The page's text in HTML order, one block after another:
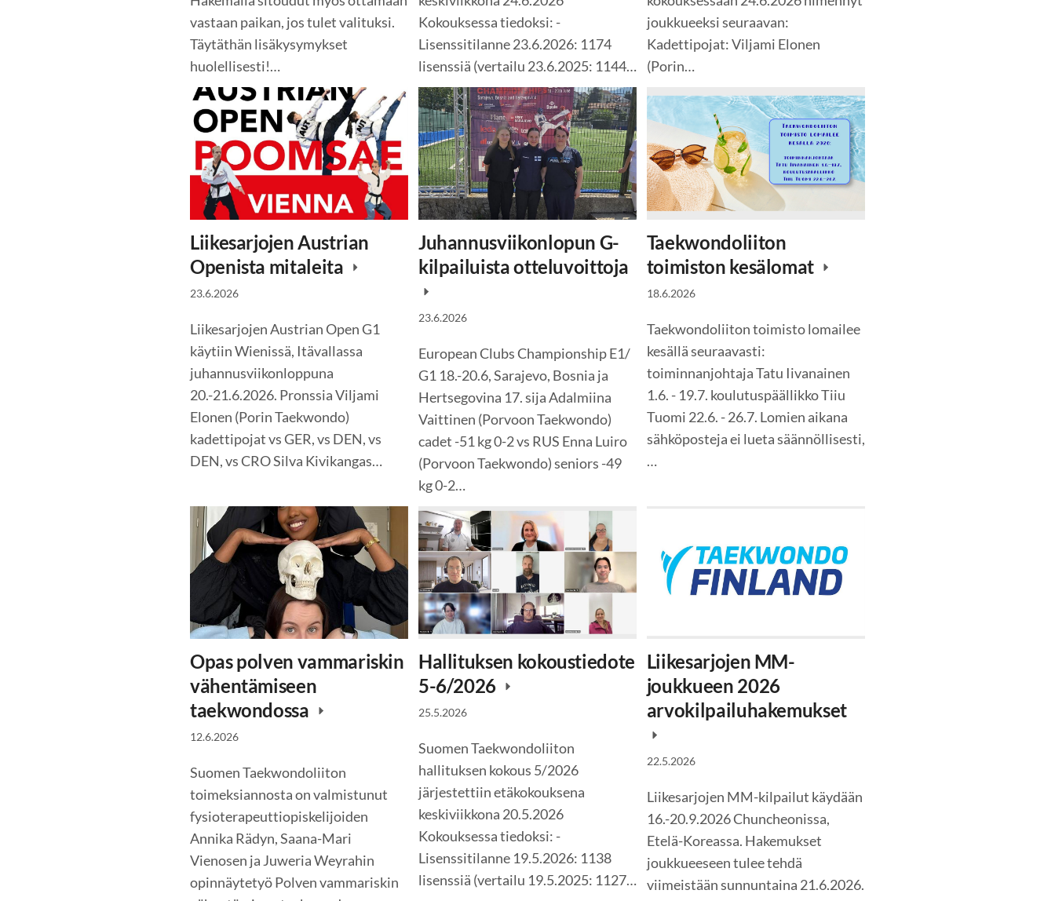
vastaan paikan, jos tulet valituksi.
Täytäthän lisäkysymykset
huolellisesti!…
Kokouksessa tiedoksi: -
Lisenssitilanne 23.6.2026: 1174
lisenssiä (vertailu 23.6.2025: 1144…
joukkueeksi seuraavan:
Kadettipojat: Viljami Elonen
(Porin…
Liikesarjojen Austrian
Openista mitaleita
23.6.2026
Liikesarjojen Austrian Open G1
käytiin Wienissä, Itävallassa
juhannusviikonloppuna
20.-21.6.2026. Pronssia Viljami
Elonen (Porin Taekwondo)
kadettipojat vs GER, vs DEN, vs
DEN, vs CRO Silva Kivikangas…
Juhannusviikonlopun G-
kilpailuista otteluvoittoja
23.6.2026
European Clubs Championship E1/
G1 18.-20.6, Sarajevo, Bosnia ja
Hertsegovina 17. sija Adalmiina
Vaittinen (Porvoon Taekwondo)
cadet -51 kg 0-2 vs RUS Enna Luiro
(Porvoon Taekwondo) seniors -49
kg 0-2…
Taekwondoliiton
toimiston kesälomat
18.6.2026
Taekwondoliiton toimisto lomailee
kesällä seuraavasti:
toiminnanjohtaja Tatu Iivanainen
1.6. - 19.7. koulutuspäällikko Tiiu
Tuomi 22.6. - 26.7. Lomien aikana
sähköposteja ei lueta säännöllisesti,
…
Opas polven vammariskin
vähentämiseen
taekwondossa
12.6.2026
Suomen Taekwondoliiton
toimeksiannosta on valmistunut
fysioterapeuttiopiskelijoiden
Annika Rädyn, Saana-Mari
Vienosen ja Juweria Weyrahin
opinnäytetyö Polven vammariskin
Hallituksen kokoustiedote
5-6/2026
25.5.2026
Suomen Taekwondoliiton
hallituksen kokous 5/2026
järjestettiin etäkokouksena
keskiviikkona 20.5.2026
Kokouksessa tiedoksi: -
Lisenssitilanne 19.5.2026: 1138
lisenssiä (vertailu 19.5.2025: 1127…
Liikesarjojen MM-
joukkueen 2026
arvokilpailuhakemukset
22.5.2026
Liikesarjojen MM-kilpailut käydään
16.-20.9.2026 Chuncheonissa,
Etelä-Koreassa. Hakemukset
joukkueeseen tulee tehdä
viimeistään sunnuntaina 21.6.2026.